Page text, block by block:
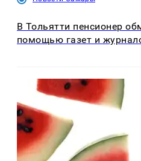
В Тольятти пенсионер
помощью газет и